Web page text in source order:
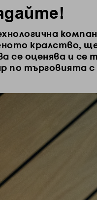
кралство,
се оценява и се
по търговията с